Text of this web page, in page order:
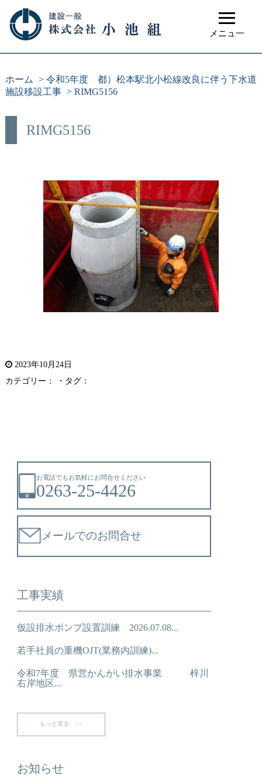
≡
メニュ一
ホーム > 令和5年度 都）松本駅北小松線改良に伴う下水道
施設移設工事 > RIMG5156
RIMG5156
2023年10月24日
カテゴリー： ・タグ：
お電話でもお気軽にお問合せください
0263-25-4426
メールでのお問合せ
工事実績
仮設排水ポンプ設置訓練 2026.07.08...
若手社員の重機OJT(業務内訓練)...
令和7年度 県営かんがい排水事業 梓川
右岸地区...
もっと見る >>
お知らせ